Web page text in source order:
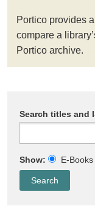
Portico provides
compare a
Portico archive.
Search titles and
Show: E-Books